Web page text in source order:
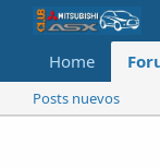
Home
Posts nuevos